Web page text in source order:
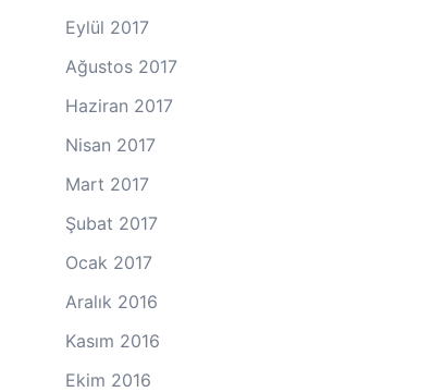
Eylül 2017
Ağustos 2017
Haziran 2017
Nisan 2017
Mart 2017
Şubat 2017
Ocak 2017
Aralık 2016
Kasım 2016
Ekim 2016